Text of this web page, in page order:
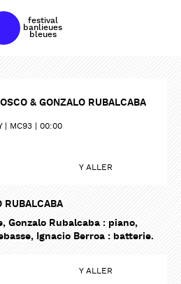
festival
banlieues
bleues
& GONZALO RUBALCABA
MC93 00:00
Y ALLER
RUBALCABA
Gonzalo Rubalcaba : piano,
Ignacio Berroa : batterie.
Y ALLER